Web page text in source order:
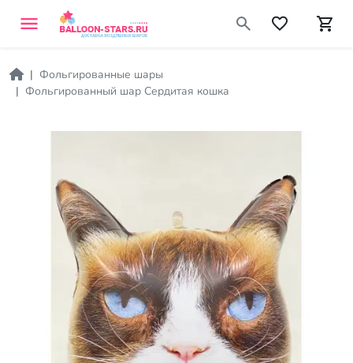
Фольгированные шары
Фольгированный шар Сердитая кошка